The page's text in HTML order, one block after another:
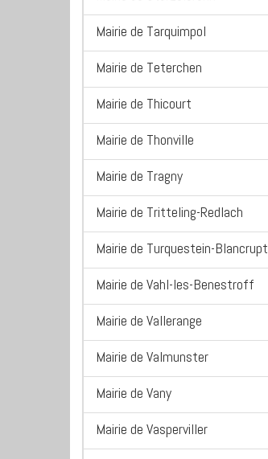
Mairie de Tarquimpol
Mairie de Teterchen
Mairie de Thicourt
Mairie de Thonville
Mairie de Tragny
Mairie de Tritteling-Redlach
Mairie de Turquestein-Blancrupt
Mairie de Vahl-les-Benestroff
Mairie de Vallerange
Mairie de Valmunster
Mairie de Vany
Mairie de Vasperviller